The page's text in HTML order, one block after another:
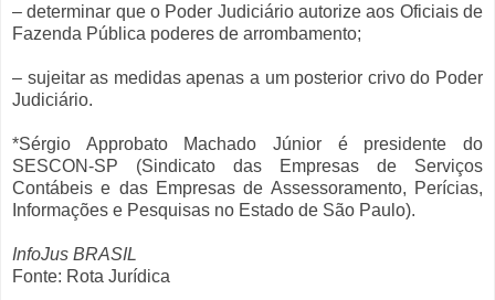
– determinar que o Poder Judiciário autorize aos Oficiais de
Fazenda Pública poderes de arrombamento;
– sujeitar as medidas apenas a um posterior crivo do Poder
Judiciário.
*Sérgio Approbato Machado Júnior é presidente do
SESCON-SP (Sindicato das Empresas de Serviços
Contábeis e das Empresas de Assessoramento, Perícias,
Informações e Pesquisas no Estado de São Paulo).
InfoJus BRASIL
Fonte: Rota Jurídica